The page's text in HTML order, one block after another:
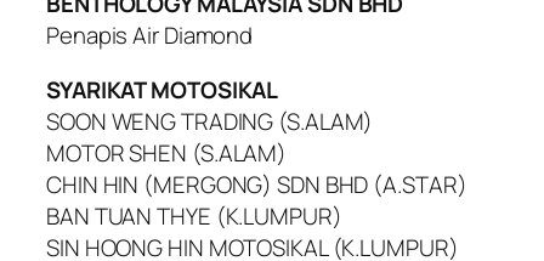
Penapis Air Diamond
SYARIKAT MOTOSIKAL
SOON WENG TRADING (S.ALAM)
MOTOR SHEN (S.ALAM)
CHIN HIN (MERGONG) SDN BHD (A.STAR)
BAN TUAN THYE (K.LUMPUR)
SIN HOONG HIN MOTOSIKAL (K.LUMPUR)